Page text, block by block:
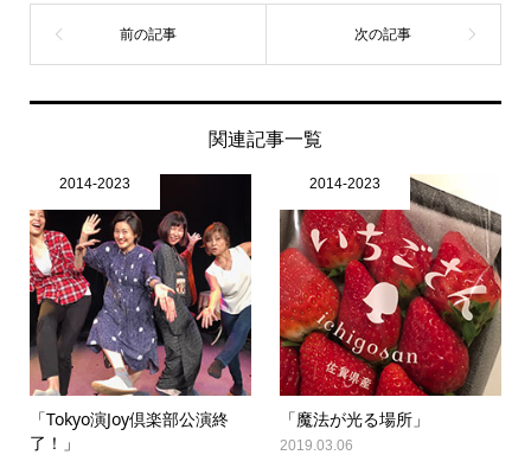
関連記事一覧
2014-2023
「Tokyo演Joy倶楽部公演終
了！」
2014-2023
「魔法が光る場所」
2019.03.06